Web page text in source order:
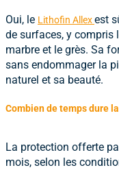
Oui, le Lithofin Allexest
de surfaces, y compris
marbre et le grès. Sa
sans endommager la
naturel et sa beauté.
Combien de temps dure
La protection offerte
mois, selon les